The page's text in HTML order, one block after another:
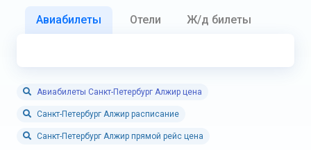
Авиабилеты Отели Ж/д билеты
Авиабилеты Санкт-Петербург Алжир цена
Санкт-Петербург Алжир расписание
Санкт-Петербург Алжир прямой рейс цена